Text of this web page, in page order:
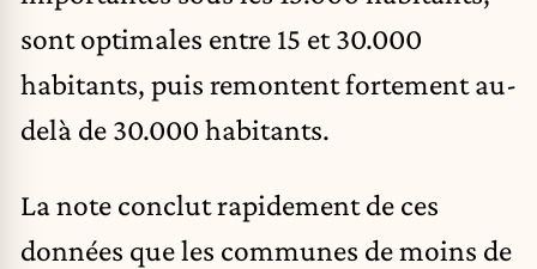
sont optimales entre 15 et 30.000
habitants, puis remontent fortement au-
delà de 30.000 habitants.
La note conclut rapidement de ces
données que les communes de moins de